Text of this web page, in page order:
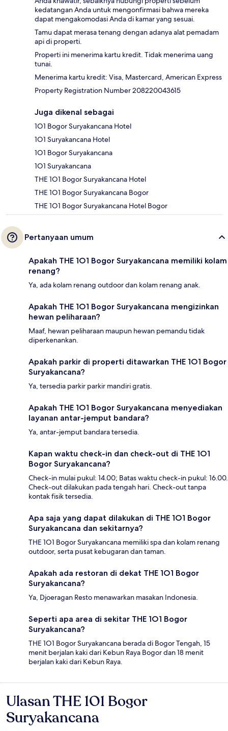
kedatangan Anda untuk mengonfirmasi bahwa mereka
dapat mengakomodasi Anda di kamar yang sesuai.
Tamu dapat merasa tenang dengan adanya alat pemadam
api di properti.
Properti ini menerima kartu kredit. Tidak menerima uang
tunai.
Menerima kartu kredit: Visa, Mastercard, American Express
Property Registration Number 208220043615
Juga dikenal sebagai
1O1 Bogor Suryakancana Hotel
1O1 Suryakancana Hotel
1O1 Bogor Suryakancana
1O1 Suryakancana
THE 1O1 Bogor Suryakancana Hotel
THE 1O1 Bogor Suryakancana Bogor
THE 1O1 Bogor Suryakancana Hotel Bogor
Pertanyaan umum
Apakah THE 1O1 Bogor Suryakancana memiliki kolam
renang?
Ya, ada kolam renang outdoor dan kolam renang anak.
Apakah THE 1O1 Bogor Suryakancana mengizinkan
hewan peliharaan?
Maaf, hewan peliharaan maupun hewan pemandu tidak
diperkenankan.
Apakah parkir di properti ditawarkan THE 1O1 Bogor
Suryakancana?
Ya, tersedia parkir parkir mandiri gratis.
Apakah THE 1O1 Bogor Suryakancana menyediakan
layanan antar-jemput bandara?
Ya, antar-jemput bandara tersedia.
Kapan waktu check-in dan check-out di THE 1O1
Bogor Suryakancana?
Check-in mulai pukul: 14.00; Batas waktu check-in pukul: 16.00.
Check-out dilakukan pada tengah hari. Check-out tanpa
kontak fisik tersedia.
Apa saja yang dapat dilakukan di THE 1O1 Bogor
Suryakancana dan sekitarnya?
THE 1O1 Bogor Suryakancana memiliki spa dan kolam renang
outdoor, serta pusat kebugaran dan taman.
Apakah ada restoran di dekat THE 1O1 Bogor
Suryakancana?
Ya, Djoeragan Resto menawarkan masakan Indonesia.
Seperti apa area di sekitar THE 1O1 Bogor
Suryakancana?
THE 1O1 Bogor Suryakancana berada di Bogor Tengah, 15
menit berjalan kaki dari Kebun Raya Bogor dan 18 menit
berjalan kaki dari Kebun Raya.
Ulasan
Ulasan THE 1O1 Bogor
Suryakancana